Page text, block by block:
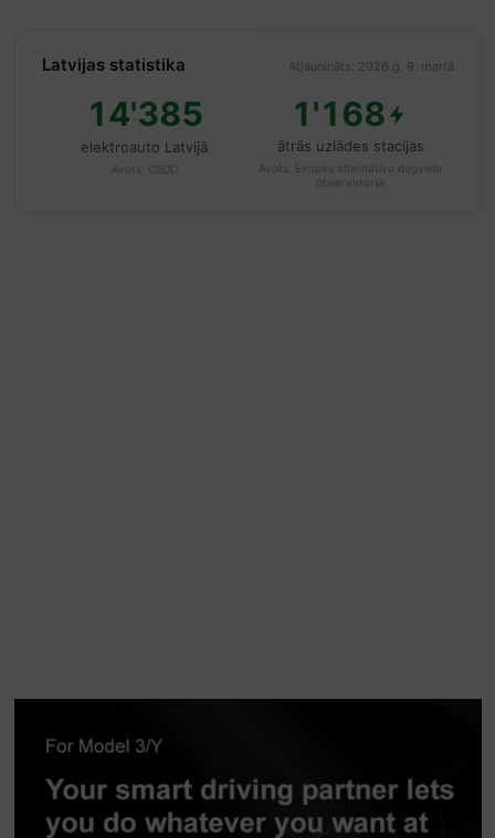
Latvijas statistika Atjaunināts: 2026.g. 9. martā
14'385
elektroauto Latvijā
Avots: CSDD
1'168
ātrās uzlādes stacijas
Avots:
Eiropas alternatīvo degvielu
observatorija